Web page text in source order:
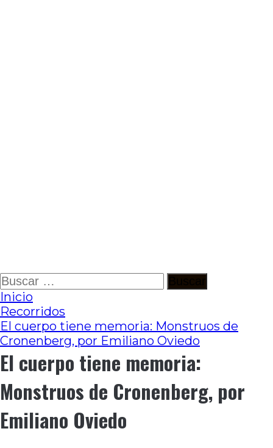
Ir
al
contenido
Buscar:
Inicio
Recorridos
El cuerpo tiene memoria: Monstruos de
Cronenberg, por Emiliano Oviedo
El cuerpo tiene memoria:
Monstruos de Cronenberg, por
Emiliano Oviedo